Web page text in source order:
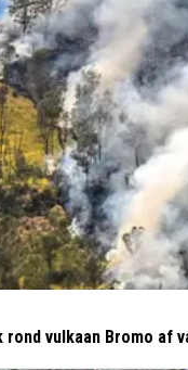
vulkaan Bromo af